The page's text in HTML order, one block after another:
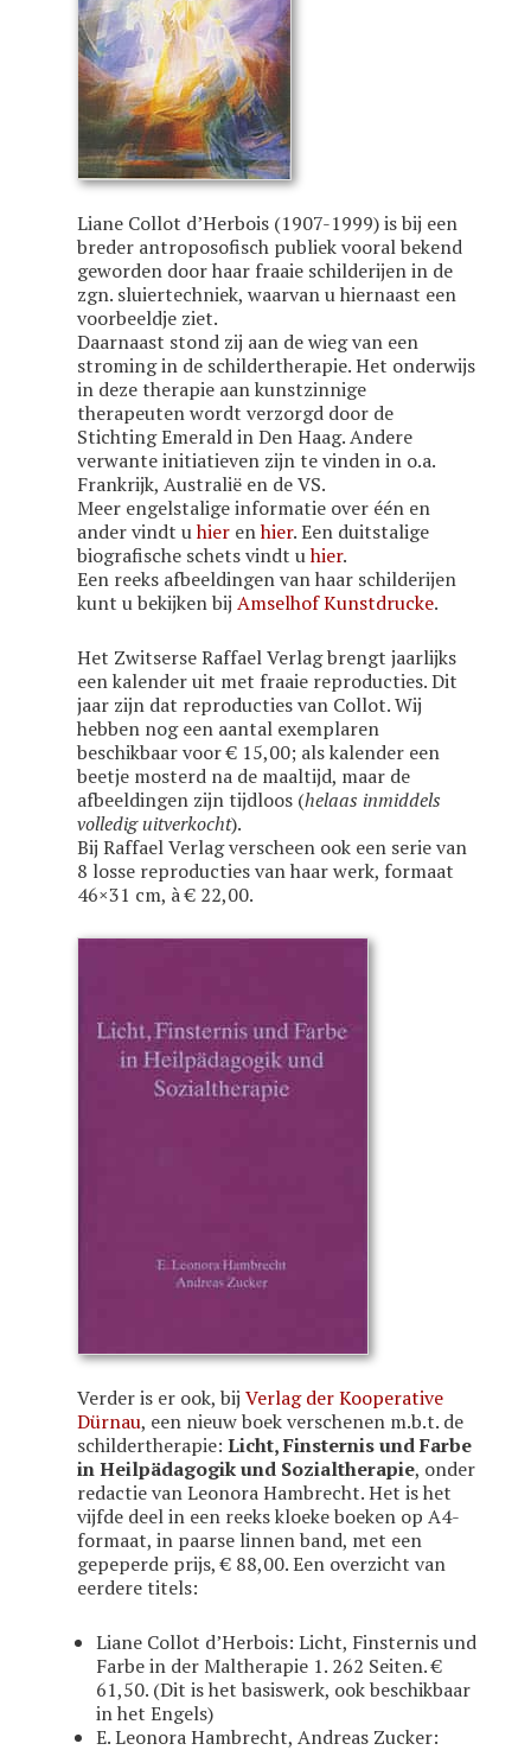
Liane Collot d’Herbois (1907-1999) is bij een
breder antroposofisch publiek vooral bekend
geworden door haar fraaie schilderijen in de
zgn. sluiertechniek, waarvan u hiernaast een
voorbeeldje ziet.
Daarnaast stond zij aan de wieg van een
stroming in de schildertherapie. Het onderwijs
in deze therapie aan kunstzinnige
therapeuten wordt verzorgd door de
Stichting Emerald in Den Haag. Andere
verwante initiatieven zijn te vinden in o.a.
Frankrijk, Australië en de VS.
Meer engelstalige informatie over één en
ander vindt uhier enhier. Een duitstalige
biografische schets vindt uhier.
Een reeks afbeeldingen van haar schilderijen
kunt u bekijken bijAmselhof Kunstdrucke.
Het Zwitserse Raffael Verlag brengt jaarlijks
een kalender uit met fraaie reproducties. Dit
jaar zijn dat reproducties van Collot. Wij
hebben nog een aantal exemplaren
beschikbaar voor € 15,00; als kalender een
beetje mosterd na de maaltijd, maar de
afbeeldingen zijn tijdloos (helaas inmiddels
volledig uitverkocht).
Bij Raffael Verlag verscheen ook een serie van
8 losse reproducties van haar werk, formaat
46×31 cm, à € 22,00.
Verder is er ook, bijVerlag der Kooperative
Dürnau, een nieuw boek verschenen m.b.t. de
schildertherapie:Licht, Finsternis und Farbe
in Heilpädagogik und Sozialtherapie, onder
redactie van Leonora Hambrecht. Het is het
vijfde deel in een reeks kloeke boeken op A4-
formaat, in paarse linnen band, met een
gepeperde prijs, € 88,00. Een overzicht van
eerdere titels:
Liane Collot d’Herbois: Licht, Finsternis und
Farbe in der Maltherapie 1. 262 Seiten. €
61,50. (Dit is het basiswerk, ook beschikbaar
in het Engels)
E. Leonora Hambrecht, Andreas Zucker: